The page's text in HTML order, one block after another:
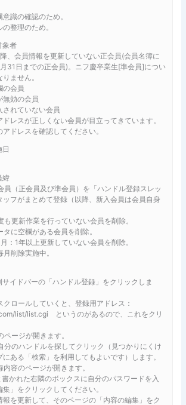
識の確認のため。
整理のため。
象者
、会員情報を更新していない正会員(会員名簿に
31日までの正会員)。ニフ慶卒業生[準会員]につい
ません。
の会員
無効の会員
されていない会員
レスが正しくない会員が目立ってきています。
ドレスを確認してください。
緯
員（正会員及び準会員）を「ハンドル登録スレッ
ッフがまとめて登録（以降、新入会員は会員自身
も更新作業を行っていない会員を削除。
に空欄がある会員を削除。
：1年以上更新していない会員を削除。
削除実施中。
サイドバーの「ハンドル登録」をクリックしま
クロールしていくと、登録用アドレス：
list/list.cgi というのがあるので、これをクリ
ージが開きます。
分のハンドルを探してクリック（見つかりにくけ
ある「検索」を利用してもよいです）します。
容のページが開きます。
かれた右隣のボックスに自分のパスワードを入
」をクリックしてください。
報を更新して、そのページの「内容の編集」をク